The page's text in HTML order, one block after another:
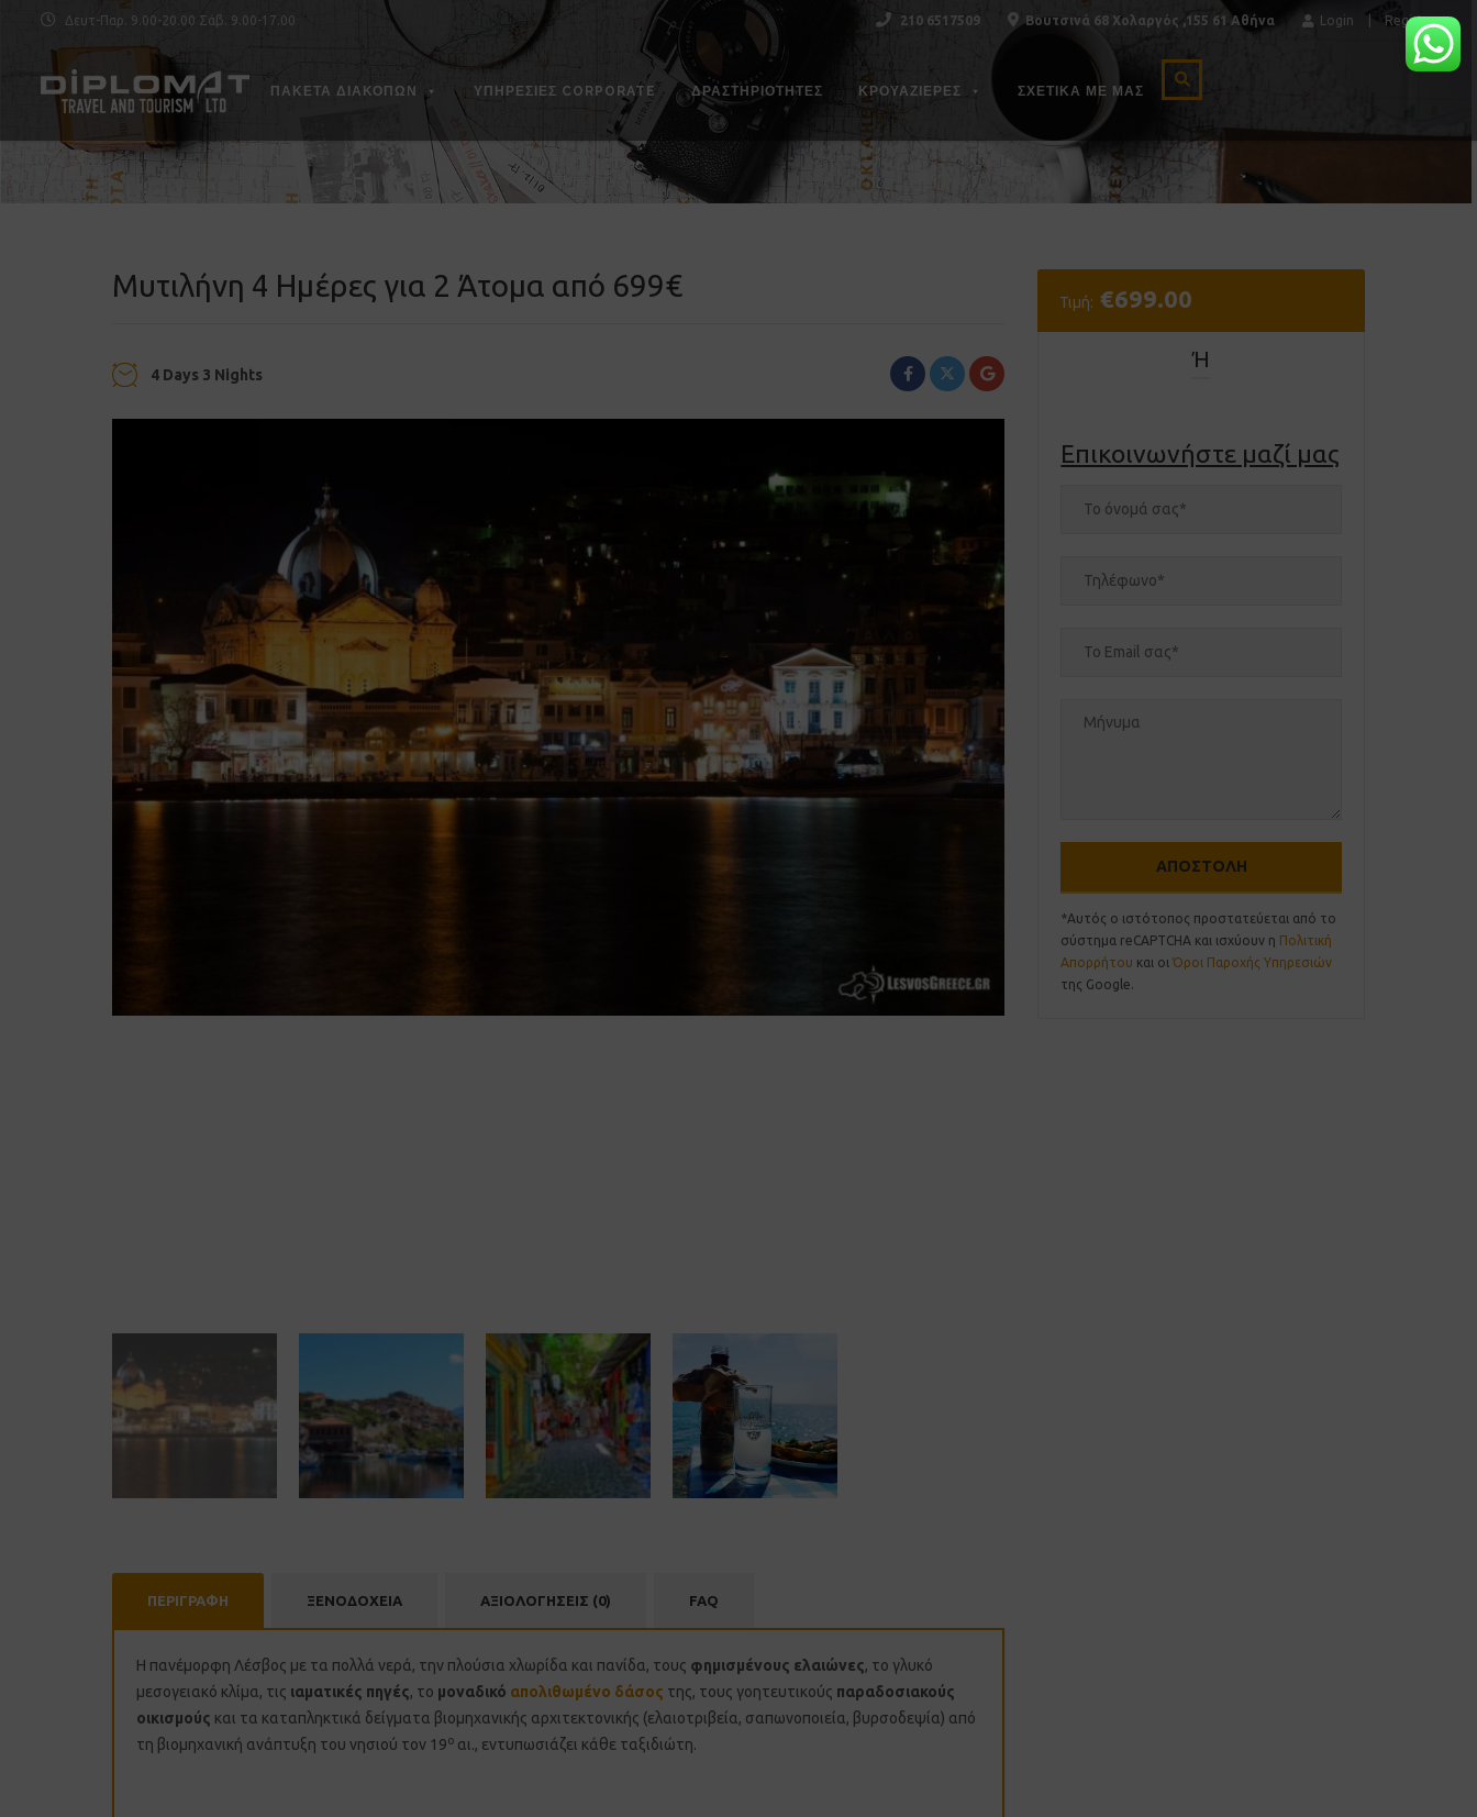
Δευτ-Παρ. 9.00-20.00 Σάβ. 9.00-17.00 210 6517509 Βουτσινά 68 Χολαργός ,155 61 Αθήνα Login Register
ΠΑΚΕΤΑ ΔΙΑΚΟΠΩΝ ΥΠΗΡΕΣΊΕΣ CORPORATE ΔΡΑΣΤΗΡΙΌΤΗΤΕΣ ΚΡΟΥΑΖΙΕΡΕΣ ΣΧΕΤΙΚΆ ΜΕ ΜΑΣ
Μυτιλήνη 4 Ημέρες για 2 Άτομα από 699€
4 Days 3 Nights
ΠΕΡΙΓΡΑΦΗ ΞΕΝΟΔΟΧΕΙΑ ΑΞΙΟΛΟΓΗΣΕΙΣ (0) FAQ
Η πανέμορφη Λέσβος με τα πολλά νερά, την πλούσια χλωρίδα και πανίδα, τους φημισμένους ελαιώνες, το γλυκό
μεσογειακό κλίμα, τις ιαματικές πηγές, το μοναδικό απολιθωμένο δάσος της, τους γοητευτικούς παραδοσιακούς
οικισμούς και τα καταπληκτικά δείγματα βιομηχανικής αρχιτεκτονικής (ελαιοτριβεία, σαπωνοποιεία, βυρσοδεψία) από
τη βιομηχανική ανάπτυξη του νησιού τον 19ο αι., εντυπωσιάζει κάθε ταξιδιώτη.
Τιμή: €699.00
Ή
Επικοινωνήστε μαζί μας
*Αυτός ο ιστότοπος προστατεύεται από το
σύστημα reCAPTCHA και ισχύουν η Πολιτική
Απορρήτου και οιΌροι Παροχής Υπηρεσιών
της Google.